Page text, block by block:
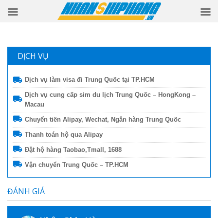
DỊCH VỤ
Dịch vụ làm visa đi Trung Quốc tại TP.HCM
Dịch vụ cung cấp sim du lịch Trung Quốc – HongKong –
Macau
Chuyển tiền Alipay, Wechat, Ngân hàng Trung Quốc
Thanh toán hộ qua Alipay
Đặt hộ hàng Taobao,Tmall, 1688
Vận chuyển Trung Quốc – TP.HCM
ĐÁNH GIÁ